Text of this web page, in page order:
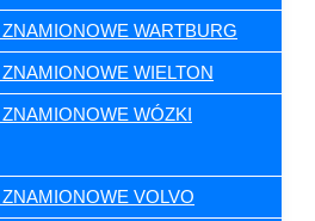
WARTBURG
WIELTON
WÓZKI
VOLVO